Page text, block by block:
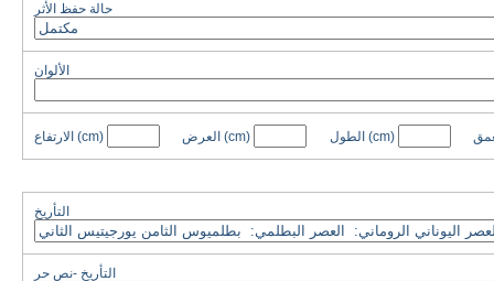
حالة حفظ الأثر
الألوان
الارتفاع (cm) العرض (cm) الطول (cm)
التأريخ
التأريخ -نص حر